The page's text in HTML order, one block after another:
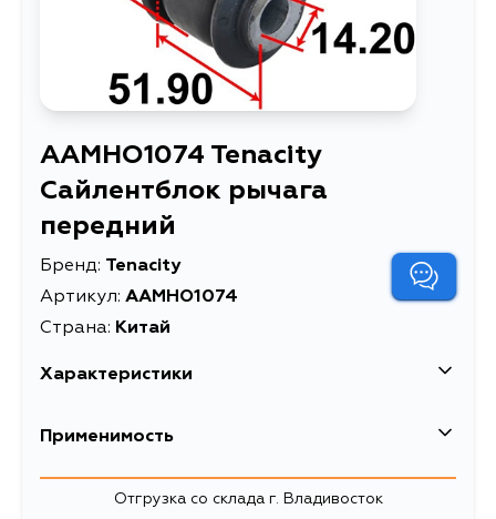
AAMHO1074 Tenacity
Сайлентблок рычага
передний
Бренд: Tenacity
Артикул: AAMHO1074
Страна: Китай
Характеристики
Высота упаковки, мм
0.21
Применимость
HondaОтгрузка со склада г. Владивосток